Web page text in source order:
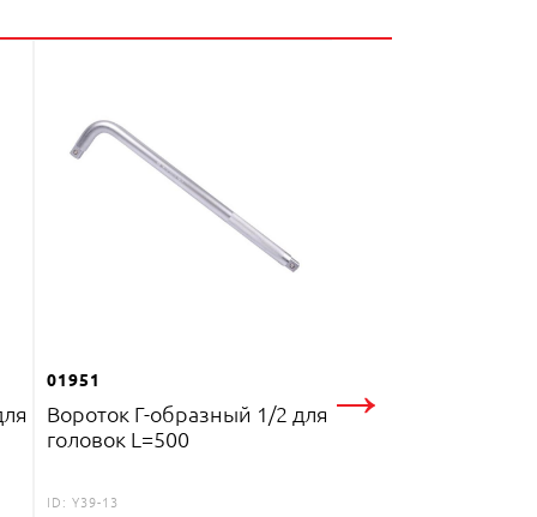
01951
Вороток Г-образный 1/2 для
головок L=500
ID: Y39-13
→